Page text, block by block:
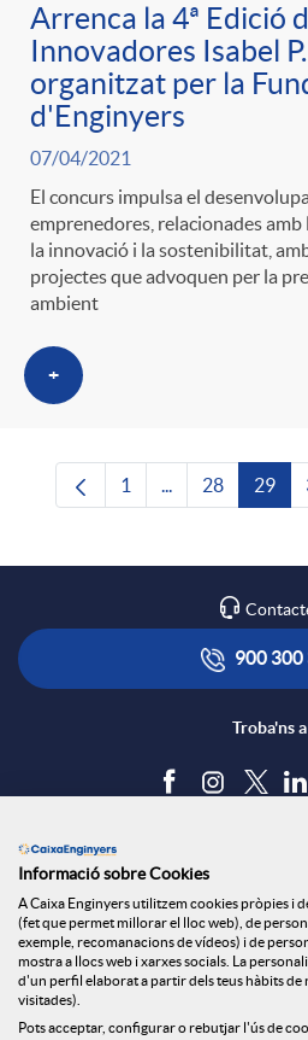
Arrenca la 4ª Edició
Innovadores Isabel P.
organitzat per la
d'Enginyers
07/04/2021
El concurs impulsa el
emprenedores, relacionades amb
la innovació i la sostenibilitat,
projectes que advoquen per la
ambient
+
Pàgina
1 ...PàginesPàgina
28 29
900 300
Troba'ns a
Política de
Avís legal
Seguretat
Canal
Informació sobre Cookies
A Caixa Enginyers utilitzem cookies pròpies i
(fet que permet millorar el lloc web), de
exemple, recomanacions de vídeos) i de
mostra a llocs web i xarxes socials. La
d'un perfil elaborat a partir dels teus hàbits de
visitades).
Pots acceptar, configurar o rebutjar l'ús de